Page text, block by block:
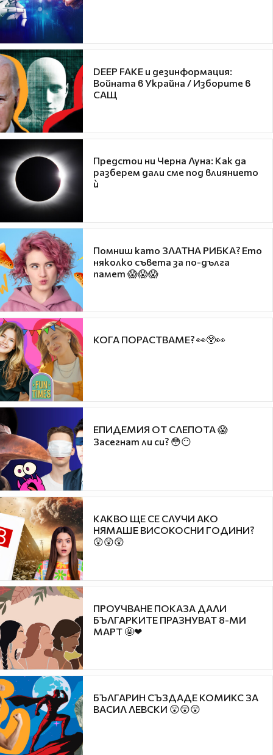
DEEP FAKE и дезинформация:
Войната в Украйна / Изборите в
САЩ
Предстои ни Черна Луна: Как да
разберем дали сме под влиянието
ѝ
Помниш като ЗЛАТНА РИБКА? Ето
няколко съвета за по-дълга
памет 😱😱😱
КОГА ПОРАСТВАМЕ? 👀😲👀
ЕПИДЕМИЯ ОТ СЛЕПОТА 😱
Засегнат ли си? 😳😶
КАКВО ЩЕ СЕ СЛУЧИ АКО
НЯМАШЕ ВИСОКОСНИ ГОДИНИ?
😲😲😲
ПРОУЧВАНЕ ПОКАЗА ДАЛИ
БЪЛГАРКИТЕ ПРАЗНУВАТ 8-МИ
МАРТ 🤩❤
БЪЛГАРИН СЪЗДАДЕ КОМИКС ЗА
ВАСИЛ ЛЕВСКИ 😲😲😲